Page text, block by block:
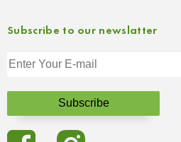
Subscribe to our newslatter